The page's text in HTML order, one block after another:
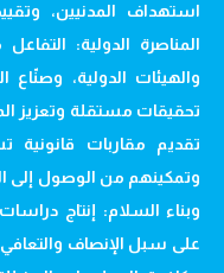
استهداف المدنيين،
المناصرة الدولية:
والهيئات الدولية،
تحقيقات مستقلة وتعزيز
تقديم مقاربات قانونية
وتمكينهم من الوصول إلى
وبناء السلام: إنتاج
على سبل الإنصاف والتعافي